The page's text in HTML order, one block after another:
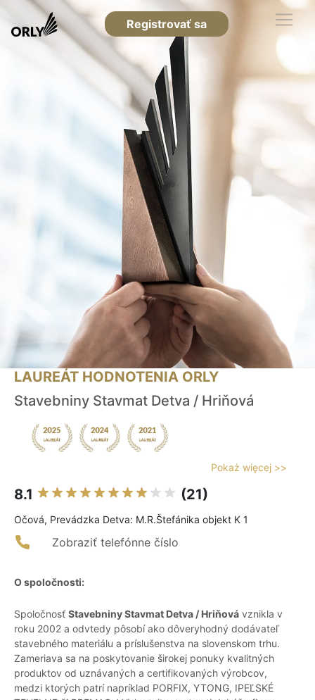
Registrovať sa
LAUREÁT HODNOTENIA ORLY
Stavebniny Stavmat Detva / Hriňová
Pokaż więcej >>
8.1 (21)
Očová, Prevádzka Detva: M.R.Štefánika objekt K 1
Zobraziť telefónne číslo
O spoločnosti:
Spoločnosť Stavebniny Stavmat Detva / Hriňová vznikla v
roku 2002 a odvtedy pôsobí ako dôveryhodný dodávateľ
stavebného materiálu a príslušenstva na slovenskom trhu.
Zameriava sa na poskytovanie širokej ponuky kvalitných
produktov od uznávaných a certifikovaných výrobcov,
medzi ktorých patrí napríklad PORFIX, YTONG, IPEĽSKÉ